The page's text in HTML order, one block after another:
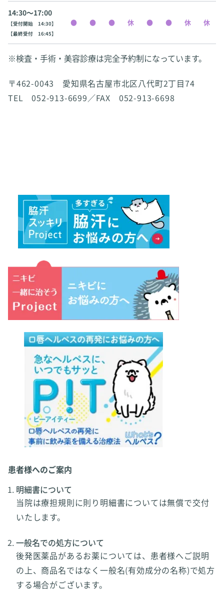
14:30〜17:00
【受付開始 14:30】
【最終受付 16:45】
※検査・手術・美容診療は完全予約制になっています。
〒462-0043 愛知県名古屋市北区八代町2丁目74
TEL 052-913-6699／FAX 052-913-6698
患者様へのご案内
明細書について
当院は療担規則に則り明細書については無償で交付
いたします。
一般名での処方について
後発医薬品があるお薬については、患者様へご説明
の上、商品名ではなく一般名(有効成分の名称)で処方
する場合がございます。